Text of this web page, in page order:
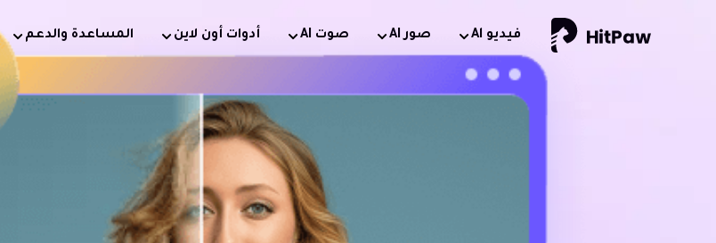
فيديو Al صور AI صوت AI أدوات أون لاين المساعدة والدعم